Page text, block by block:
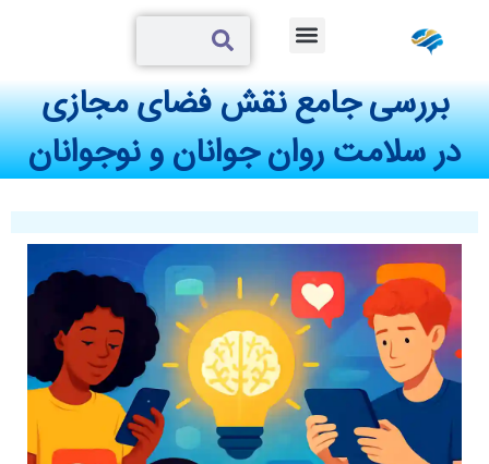
بررسی جامع نقش فضای مجازی
در سلامت روان جوانان و نوجوانان